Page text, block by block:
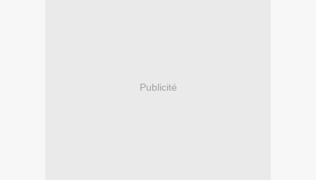
Publicité